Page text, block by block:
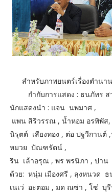
สำหรับภาพยนตร์เรื่องตำนา
กำกับการแสดง : ธนภัทร สา
นักแสดงนำ : แจน นพมาศ ,
แพน สิริวรรณ , น้ำหอม อรพิพัส,
นิรุตต์ เสียงทอง , ต่อ ปฐวีกานต์
หมวย ปัณฑรัตน์ ,
ริน เล้าอรุณ , พร พรนิภา , ปาน
ด้วย: หนุ่ม เมืองศรี , ลุงหนวด
เนเว่ อะตอม , มด ณซ่า , โซ่ บุ